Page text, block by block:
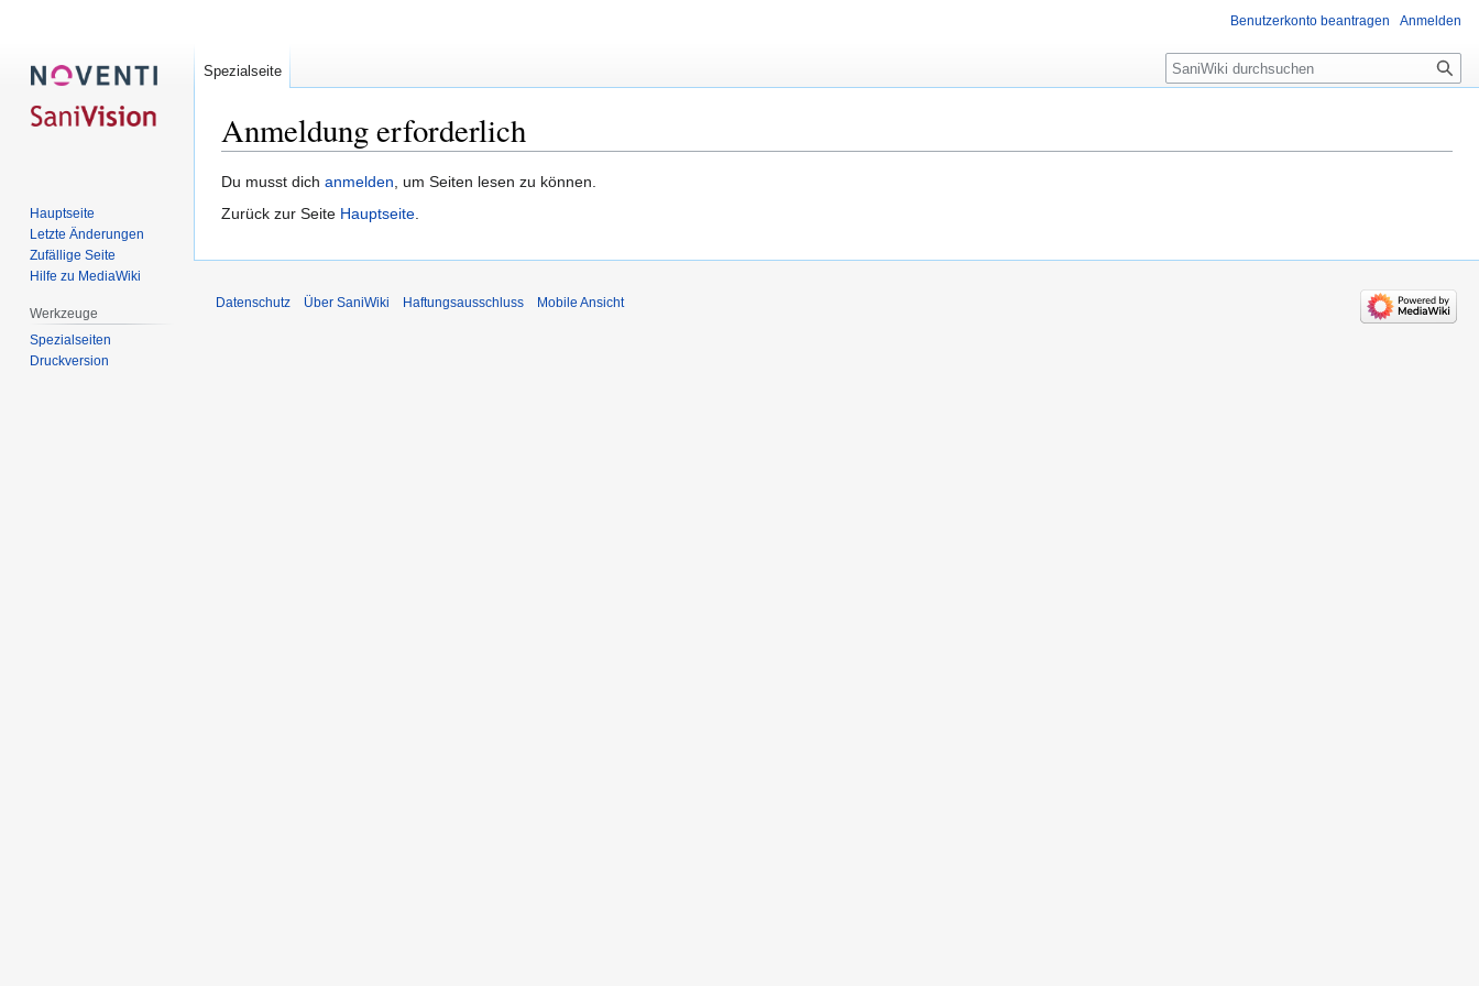
Anmeldung erforderlich
Zur
Navigation
Zur
Suche
Du musst dich anmelden, um Seiten lesen zu können.
Zurück zur Seite Hauptseite.
Benutzerkonto beantragen Anmelden
Spezialseite Suche
Hauptseite
Letzte Änderungen
Zufällige Seite
Hilfe zu MediaWiki
Werkzeuge
Spezialseiten
Druckversion
Datenschutz Über SaniWiki Haftungsausschluss Mobile Ansicht